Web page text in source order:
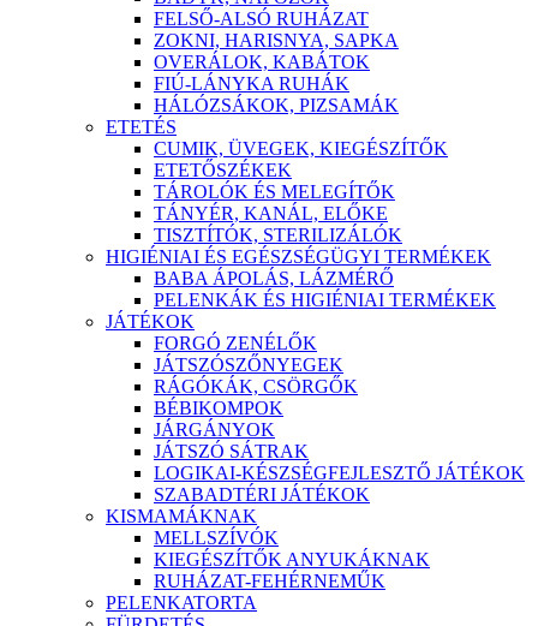
FELSŐ-ALSÓ RUHÁZAT
ZOKNI, HARISNYA, SAPKA
OVERÁLOK, KABÁTOK
FIÚ-LÁNYKA RUHÁK
HÁLÓZSÁKOK, PIZSAMÁK
ETETÉS
CUMIK, ÜVEGEK, KIEGÉSZÍTŐK
ETETŐSZÉKEK
TÁROLÓK ÉS MELEGÍTŐK
TÁNYÉR, KANÁL, ELŐKE
TISZTÍTÓK, STERILIZÁLÓK
HIGIÉNIAI ÉS EGÉSZSÉGÜGYI TERMÉKEK
BABA ÁPOLÁS, LÁZMÉRŐ
PELENKÁK ÉS HIGIÉNIAI TERMÉKEK
JÁTÉKOK
FORGÓ ZENÉLŐK
JÁTSZÓSZŐNYEGEK
RÁGÓKÁK, CSÖRGŐK
BÉBIKOMPOK
JÁRGÁNYOK
JÁTSZÓ SÁTRAK
LOGIKAI-KÉSZSÉGFEJLESZTŐ JÁTÉKOK
SZABADTÉRI JÁTÉKOK
KISMAMÁKNAK
MELLSZÍVÓK
KIEGÉSZÍTŐK ANYUKÁKNAK
RUHÁZAT-FEHÉRNEMŰK
PELENKATORTA